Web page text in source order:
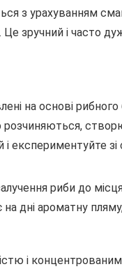
з урахуванням
зручний і часто
на основі
розчиняються,
експериментуйте
риби до
дні ароматну
і